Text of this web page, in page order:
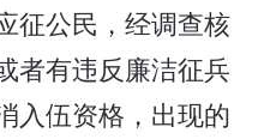
征公民，经调查核
者有违反廉洁征兵
入伍资格，出现的